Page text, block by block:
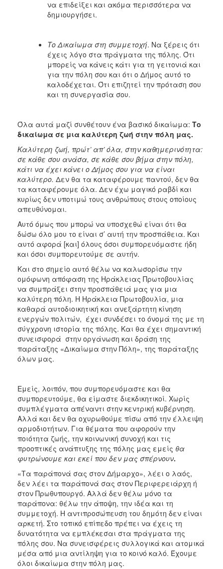
να επιδείξει και ακόμα περισσότερα να
δημιουργήσει.
Το Δικαίωμα στη συμμετοχή. Να ξέρεις ότι
έχεις λόγο στα πράγματα της πόλης. Ότι
μπορείς να κάνεις κάτι για τη γειτονιά και
για την πόλη σου και ότι ο Δήμος αυτό το
καλοδέχεται. Ότι επιζητεί την πρόταση σου
και τη συνεργασία σου.
Όλα αυτά μαζί συνθέτουν ένα βασικό δικαίωμα: Το
δικαίωμα σε μια καλύτερη ζωή στην πόλη μας.
Καλύτερη ζωή, πρώτ’ απ’ όλα, στην καθημερινότητα:
σε κάθε σου ανάσα, σε κάθε σου βήμα στην πόλη,
κάτι να έχει κάνει ο Δήμος σου για να είναι
καλύτερo. Δεν θα τα καταφέρουμε παντού, δεν θα
τα καταφέρουμε όλα. Δεν έχω μαγικό ραβδί και
κυρίως δεν υποτιμώ τους ανθρώπους στους οποίους
απευθύνομαι.
Αυτό όμως που μπορώ να υποσχεθώ είναι ότι θα
δώσω όλο μου το είναι σ’ αυτή την προσπάθεια. Και
αυτό αφορά [και] όλους όσοι συμπορευόμαστε ήδη
και όσοι συμπορευτούμε σε αυτήν.
Και στο σημείο αυτό θέλω να καλωσορίσω την
ομόφωνη απόφαση της Ηράκλειας Πρωτοβουλίας
να συμπράξει στην προσπάθειά μας για μια
καλύτερη πόλη. Η Ηράκλεια Πρωτοβουλία, μια
καθαρά αυτοδιοικητική και ανεξάρτητη κίνηση
ενεργών πολιτών, έχει συνδέσει το όνομά της με τη
σύγχρονη ιστορία της πόλης. Και θα έχει σημαντική
συνεισφορά στην οργάνωση και δράση της
παράταξης «Δικαίωμα στην Πόλη», της παράταξης
όλων μας.
Εμείς, λοιπόν, που συμπορευόμαστε και θα
συμπορευτούμε, θα είμαστε διεκδικητικοί. Χωρίς
συμπλέγματα απέναντι στην κεντρική κυβέρνηση.
Αλλά και δεν θα οχυρωθούμε πίσω από την έλλειψη
αρμοδιοτήτων. Για θέματα που αφορούν την
ποιότητα ζωής, την κοινωνική συνοχή και τις
προοπτικές ανάπτυξης της πόλης μας εμείς θα
φυτρώνουμε και εκεί που δεν μας σπέρνουν.
«Τα παράπονά σας στον Δήμαρχο», λέει ο λαός,
δεν λέει τα παράπονά σας στον Περιφερειάρχη ή
στον Πρωθυπουργό. Αλλά δεν θέλω μόνο τα
παράπονα: θέλω την άποψη, την ιδέα και τη
συμμετοχή. Η αντιπροσώπευση του δημότη δεν είναι
αρκετή. Στο τοπικό επίπεδο πρέπει να έχεις τη
δυνατότητα να εμπλέκεσαι στα πράγματα της
πόλης σου. Να συνεισφέρεις συλλογικά και ατομικά
μέσα από μια αντίληψη για το κοινό καλό. Έχουμε
όλοι δικαίωμα στην πόλη μας.